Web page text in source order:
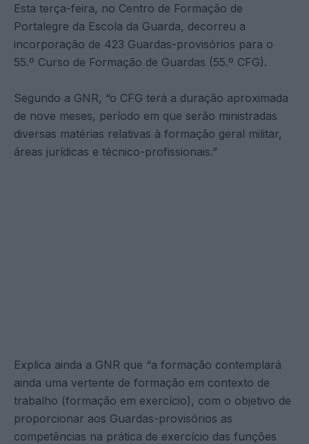
Esta terça-feira, no Centro de Formação de
Portalegre da Escola da Guarda, decorreu a
incorporação de 423 Guardas-provisórios para o
55.º Curso de Formação de Guardas (55.º CFG).
Segundo a GNR, “o CFG terá a duração aproximada
de nove meses, período em que serão ministradas
diversas matérias relativas à formação geral militar,
áreas jurídicas e técnico-profissionais.”
Explica ainda a GNR que “a formação contemplará
ainda uma vertente de formação em contexto de
trabalho (formação em exercício), com o objetivo de
proporcionar aos Guardas-provisórios as
competências na prática de exercício das funções